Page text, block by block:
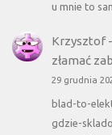
u mnie to
Krzysztof-
złamać
29 grudnia
blad-to-
gdzie-